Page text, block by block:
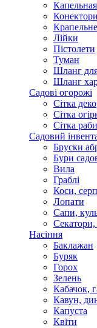
Конектори
Лійки
Пістолети
Туман
Шланг
Шланг
Садові огорожі
Сітка
Сітка
Сітка
Садовий
Бруски
Бури
Вила
Граблі
Коси,
Лопати
Сапи,
Секатори,
Насіння
Баклажан
Буряк
Горох
Зелень
Кабачок,
Кавун,
Капуста
Квіти